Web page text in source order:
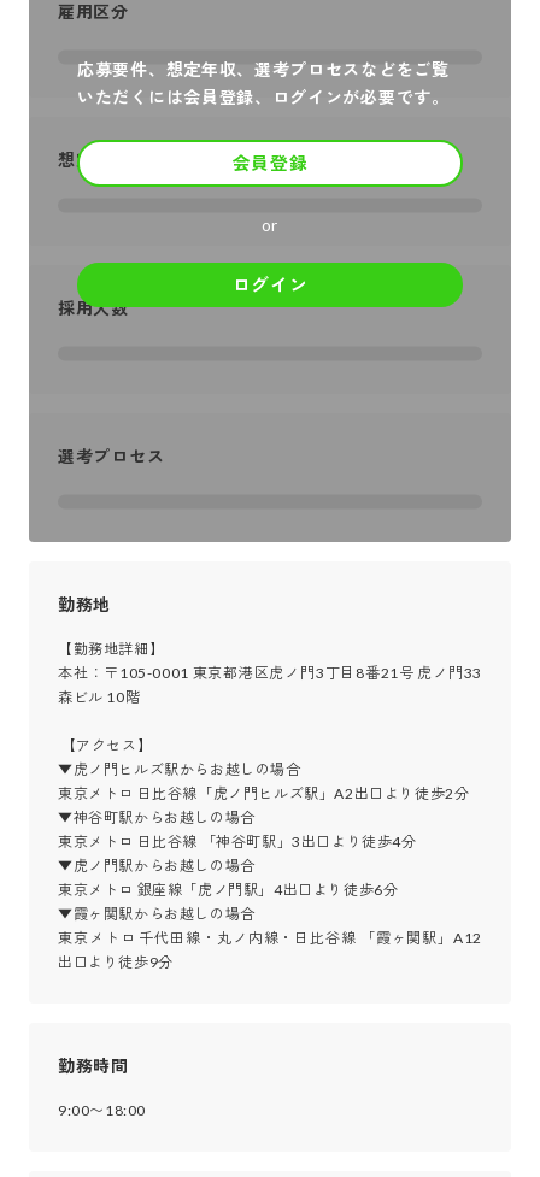
応募要件、想定年収、選考プロセスなどをご覧
いただくには会員登録、ログインが必要です。
会員登録
or
ログイン
雇用区分
想定年収
採用人数
選考プロセス
勤務地
【勤務地詳細】
本社：〒105-0001 東京都港区虎ノ門3丁目8番21号 虎ノ門33
森ビル 10階
▼虎ノ門ヒルズ駅からお越しの場合
東京メトロ 日比谷線「虎ノ門ヒルズ駅」A2出口より徒歩2分
▼神谷町駅からお越しの場合
東京メトロ 日比谷線 「神谷町駅」3出口より徒歩4分
▼虎ノ門駅からお越しの場合
東京メトロ 銀座線「虎ノ門駅」4出口より徒歩6分
▼霞ヶ関駅からお越しの場合
東京メトロ 千代田線・丸ノ内線・日比谷線 「霞ヶ関駅」A12
出口より徒歩9分
勤務時間
9:00〜18:00